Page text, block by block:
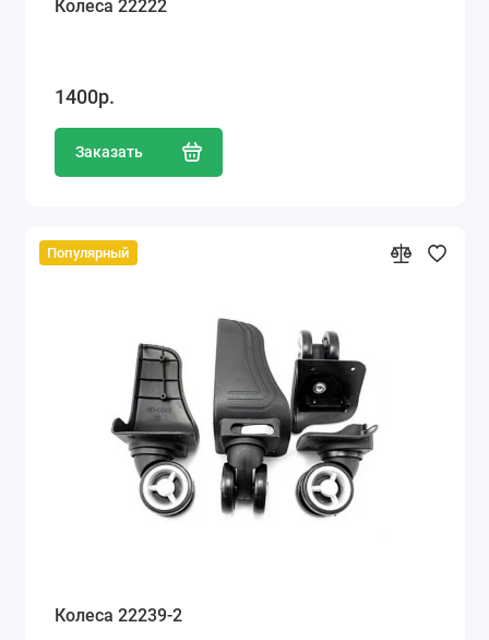
Колеса 22222
1400р.
Заказать
Популярный
Колеса 22239-2